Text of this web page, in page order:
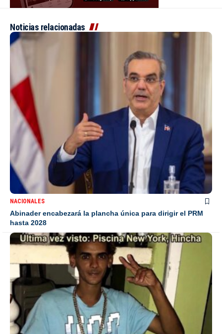
Noticias relacionadas
NACIONALES
Abinader encabezará la plancha única para dirigir el PRM
hasta 2028